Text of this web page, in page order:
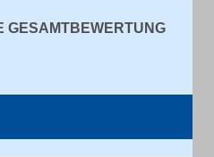
GESAMTBEWERTUNG